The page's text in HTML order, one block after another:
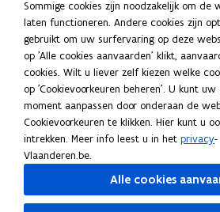
Taaladviezen
Spellingregels
Tips voor duidelijke taal
Bekijk ook
Spellingtests
Boek- en webwijzer
Sommige cookies zijn noodzakelijk om de
laten functioneren. Andere cookies zijn
gebruikt om uw surfervaring op deze
op 'Alle cookies aanvaarden' klikt,
cookies. Wilt u liever zelf kiezen welke
op 'Cookievoorkeuren beheren'. U kunt
moment aanpassen door onderaan de
Cookievoorkeuren te klikken. Hier kunt u
intrekken. Meer info leest u in het privacy-
Vlaanderen.be.
Alle cookies